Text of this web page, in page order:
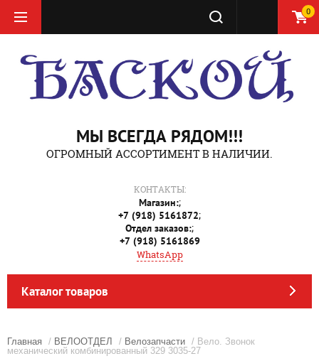
0
МЫ ВСЕГДА РЯДОМ!!!
ОГРОМНЫЙ АССОРТИМЕНТ В НАЛИЧИИ.
КОНТАКТЫ:
Магазин:;
+7 (918) 5161872;
Отдел заказов:;
+7 (918) 5161869
WhatsApp
Каталог товаров
Главная / ВЕЛООТДЕЛ / Велозапчасти / Вело. Звонок
механический комбинированный 329 3035-27